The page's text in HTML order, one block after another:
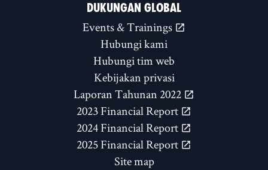
DUKUNGAN GLOBAL
Events & Trainings
Hubungi kami
Hubungi tim web
Kebijakan privasi
Laporan Tahunan 2022
2023 Financial Report
2024 Financial Report
2025 Financial Report
Site map